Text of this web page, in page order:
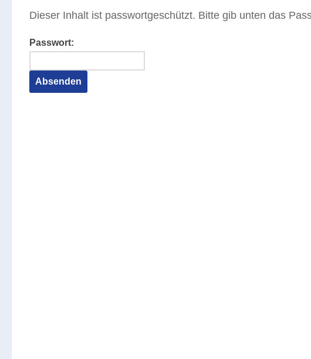
Dieser Inhalt ist passwortgeschützt. Bitte gib unten das
Passwort: